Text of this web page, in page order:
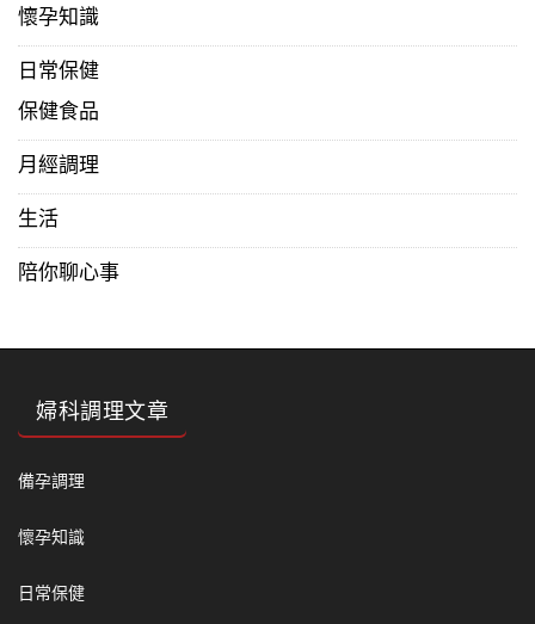
懷孕知識
日常保健
保健食品
月經調理
生活
陪你聊心事
婦科調理文章
備孕調理
懷孕知識
日常保健